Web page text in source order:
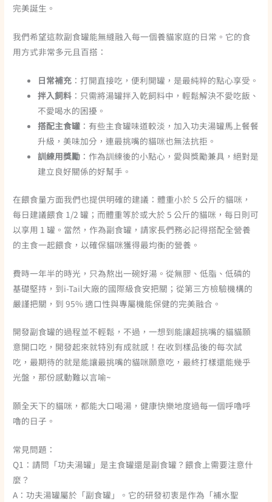
完美誕生。
我們希望這款副食罐能無縫融入每一個養貓家庭的日常。它的食
用方式非常多元且百搭：
日常補充 ：打開直接吃，便利開罐，是最純粹的點心享受。
拌入飼料 ：只需將湯罐拌入乾飼料中，輕鬆解決不愛吃飯、
不愛喝水的困擾。
搭配主食罐 ：有些主食罐味道較淡，加入功夫湯罐馬上餐餐
升級，美味加分，連最挑嘴的貓咪也無法抗拒。
訓練用獎勵 ：作為訓練後的小點心，愛與獎勵兼具，絕對是
建立良好關係的好幫手。
在餵食量方面我們也提供明確的建議：體重小於 5 公斤的貓咪，
每日建議餵食 1/2 罐；而體重等於或大於 5 公斤的貓咪，每日則可
以享用 1 罐。當然，作為副食罐，請家長們務必記得搭配全營養
的主食一起餵食，以確保貓咪獲得最均衡的營養。
費時一年半的時光，只為熬出一碗好湯。從無膠、低脂、低磷的
基礎堅持，到i-Tail大廠的國際級食安把關；從第三方檢驗機構的
嚴謹把關，到 95% 適口性與專屬機能保健的完美融合。
開發副食罐的過程並不輕鬆，不過，一想到能讓超挑嘴的貓貓願
意開口吃，開發起來就特別有成就感！在收到樣品後的每次試
吃，最期待的就是能讓最挑嘴的貓咪願意吃，最終打樣還能幾乎
光盤，那份感動難以言喻~
願全天下的貓咪，都能大口喝湯，健康快樂地度過每一個呼嚕呼
嚕的日子。
常見問題：
Q1：請問「功夫湯罐」是主食罐還是副食罐？餵食上需要注意什
麼？
A：功夫湯罐屬於「副食罐」。它的研發初衷是作為「補水聖